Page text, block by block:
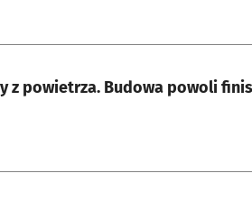
z powietrza. Budowa powoli